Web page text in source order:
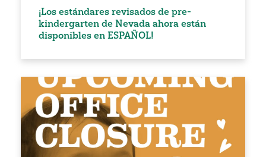
¡Los estándares revisados de pre-
kindergarten de Nevada ahora están
disponibles en ESPAÑOL!